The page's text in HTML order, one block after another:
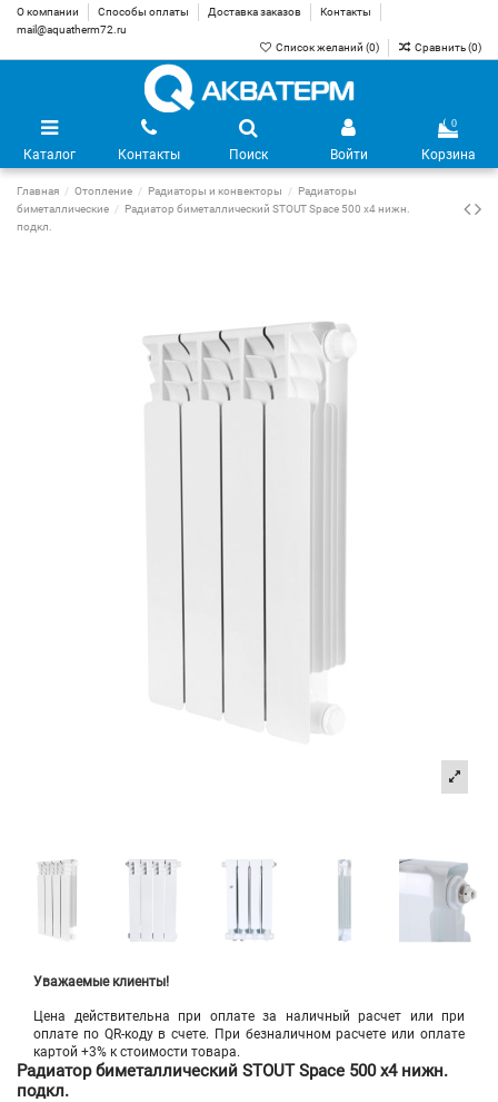
О компании Способы оплаты Доставка заказов
Контакты
mail@aquatherm72.ru
Список желаний (0) Сравнить (0)
Каталог Контакты Поиск Войти
0
Корзина
Главная Отопление Радиаторы и конвекторы
Радиаторы
биметаллические
Радиатор биметаллический STOUT Space 500 х4 нижн.
подкл.
Уважаемые клиенты!
Цена действительна при оплате за наличный расчет или при
оплате по QR-коду в счете. При безналичном расчете или оплате
картой +3% к стоимости товара.
Радиатор биметаллический STOUT Space 500 х4 нижн.
подкл.